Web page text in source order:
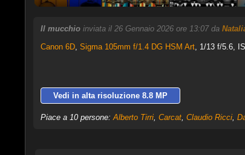
Il mucchio inviata il 26 Gennaio 2026 ore 13:07 da
Canon 6D, Sigma 105mm f/1.4 DG HSM Art, 1/13 f/5.6,
Vedi in alta risoluzione 8.8 MP
Piace a 10 persone:Alberto Tirri, Carcat, Claudio Ricci,